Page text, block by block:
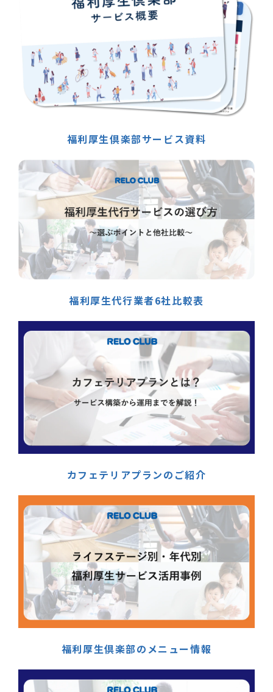
福利厚生倶楽部サービス資料
福利厚生代行業者6社比較表
カフェテリアプランのご紹介
福利厚生倶楽部のメニュー情報